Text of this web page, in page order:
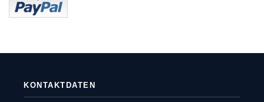
KONTAKTDATEN